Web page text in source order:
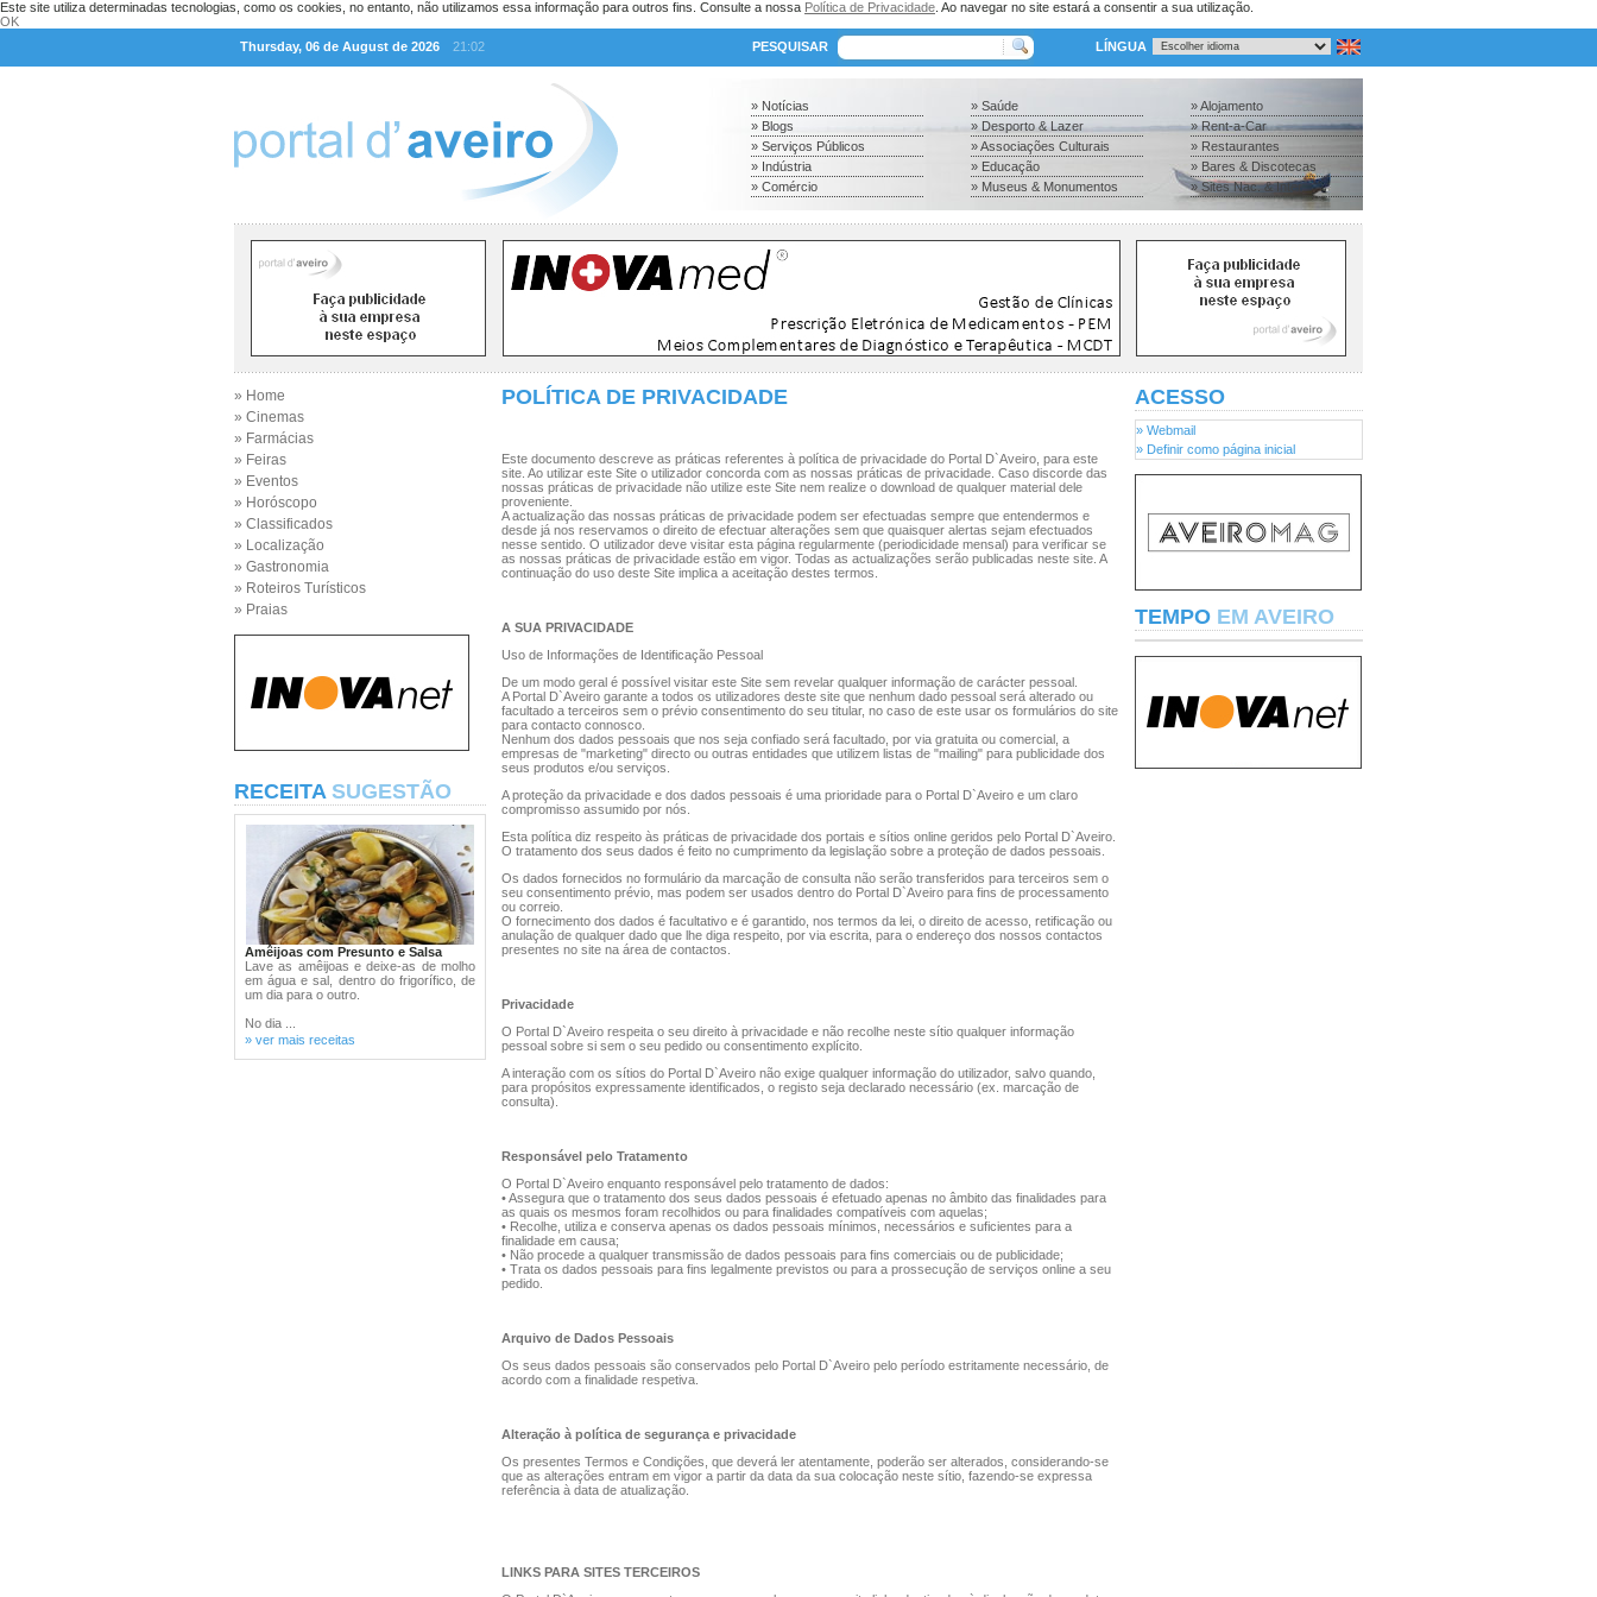
Este site utiliza determinadas tecnologias, como os cookies, no entanto, não utilizamos essa informação para outros fins. Consulte a nossa Política de Privacidade . Ao navegar no site estará a consentir a sua utilização.
OK
Thursday, 06 de August de 2026
21:02 PESQUISAR LÍNGUA
» Notícias
» Blogs
» Serviços Públicos
» Indústria
» Comércio
» Saúde
» Desporto & Lazer
» Associações Culturais
» Educação
» Museus & Monumentos
» Alojamento
» Rent-a-Car
» Restaurantes
» Bares & Discotecas
» Sites Nac. & Inter.
» Home
» Cinemas
» Farmácias
» Feiras
» Eventos
» Horóscopo
» Classificados
» Localização
» Gastronomia
» Roteiros Turísticos
» Praias
RECEITA SUGESTÃO
Amêijoas com Presunto e Salsa
Lave as amêijoas e deixe-as de molho
em água e sal, dentro do frigorífico, de
um dia para o outro.
No dia ...
» ver mais receitas
POLÍTICA DE PRIVACIDADE
Este documento descreve as práticas referentes à política de privacidade do Portal D`Aveiro, para este
site. Ao utilizar este Site o utilizador concorda com as nossas práticas de privacidade. Caso discorde das
nossas práticas de privacidade não utilize este Site nem realize o download de qualquer material dele
proveniente.
A actualização das nossas práticas de privacidade podem ser efectuadas sempre que entendermos e
desde já nos reservamos o direito de efectuar alterações sem que quaisquer alertas sejam efectuados
nesse sentido. O utilizador deve visitar esta página regularmente (periodicidade mensal) para verificar se
as nossas práticas de privacidade estão em vigor. Todas as actualizações serão publicadas neste site. A
continuação do uso deste Site implica a aceitação destes termos.
A SUA PRIVACIDADE
Uso de Informações de Identificação Pessoal
De um modo geral é possível visitar este Site sem revelar qualquer informação de carácter pessoal.
A Portal D`Aveiro garante a todos os utilizadores deste site que nenhum dado pessoal será alterado ou
facultado a terceiros sem o prévio consentimento do seu titular, no caso de este usar os formulários do site
para contacto connosco.
Nenhum dos dados pessoais que nos seja confiado será facultado, por via gratuita ou comercial, a
empresas de "marketing" directo ou outras entidades que utilizem listas de "mailing" para publicidade dos
seus produtos e/ou serviços.
A proteção da privacidade e dos dados pessoais é uma prioridade para o Portal D`Aveiro e um claro
compromisso assumido por nós.
Esta política diz respeito às práticas de privacidade dos portais e sítios online geridos pelo Portal D`Aveiro.
O tratamento dos seus dados é feito no cumprimento da legislação sobre a proteção de dados pessoais.
Os dados fornecidos no formulário da marcação de consulta não serão transferidos para terceiros sem o
seu consentimento prévio, mas podem ser usados dentro do Portal D`Aveiro para fins de processamento
ou correio.
O fornecimento dos dados é facultativo e é garantido, nos termos da lei, o direito de acesso, retificação ou
anulação de qualquer dado que lhe diga respeito, por via escrita, para o endereço dos nossos contactos
presentes no site na área de contactos.
Privacidade
O Portal D`Aveiro respeita o seu direito à privacidade e não recolhe neste sítio qualquer informação
pessoal sobre si sem o seu pedido ou consentimento explícito.
A interação com os sítios do Portal D`Aveiro não exige qualquer informação do utilizador, salvo quando,
para propósitos expressamente identificados, o registo seja declarado necessário (ex. marcação de
consulta).
Responsável pelo Tratamento
O Portal D`Aveiro enquanto responsável pelo tratamento de dados:
• Assegura que o tratamento dos seus dados pessoais é efetuado apenas no âmbito das finalidades para
as quais os mesmos foram recolhidos ou para finalidades compatíveis com aquelas;
• Recolhe, utiliza e conserva apenas os dados pessoais mínimos, necessários e suficientes para a
finalidade em causa;
• Não procede a qualquer transmissão de dados pessoais para fins comerciais ou de publicidade;
• Trata os dados pessoais para fins legalmente previstos ou para a prossecução de serviços online a seu
pedido.
Arquivo de Dados Pessoais
Os seus dados pessoais são conservados pelo Portal D`Aveiro pelo período estritamente necessário, de
acordo com a finalidade respetiva.
Alteração à política de segurança e privacidade
Os presentes Termos e Condições, que deverá ler atentamente, poderão ser alterados, considerando-se
que as alterações entram em vigor a partir da data da sua colocação neste sítio, fazendo-se expressa
referência à data de atualização.
LINKS PARA SITES TERCEIROS
ACESSO
» Webmail
» Definir como página inicial
TEMPO EM AVEIRO